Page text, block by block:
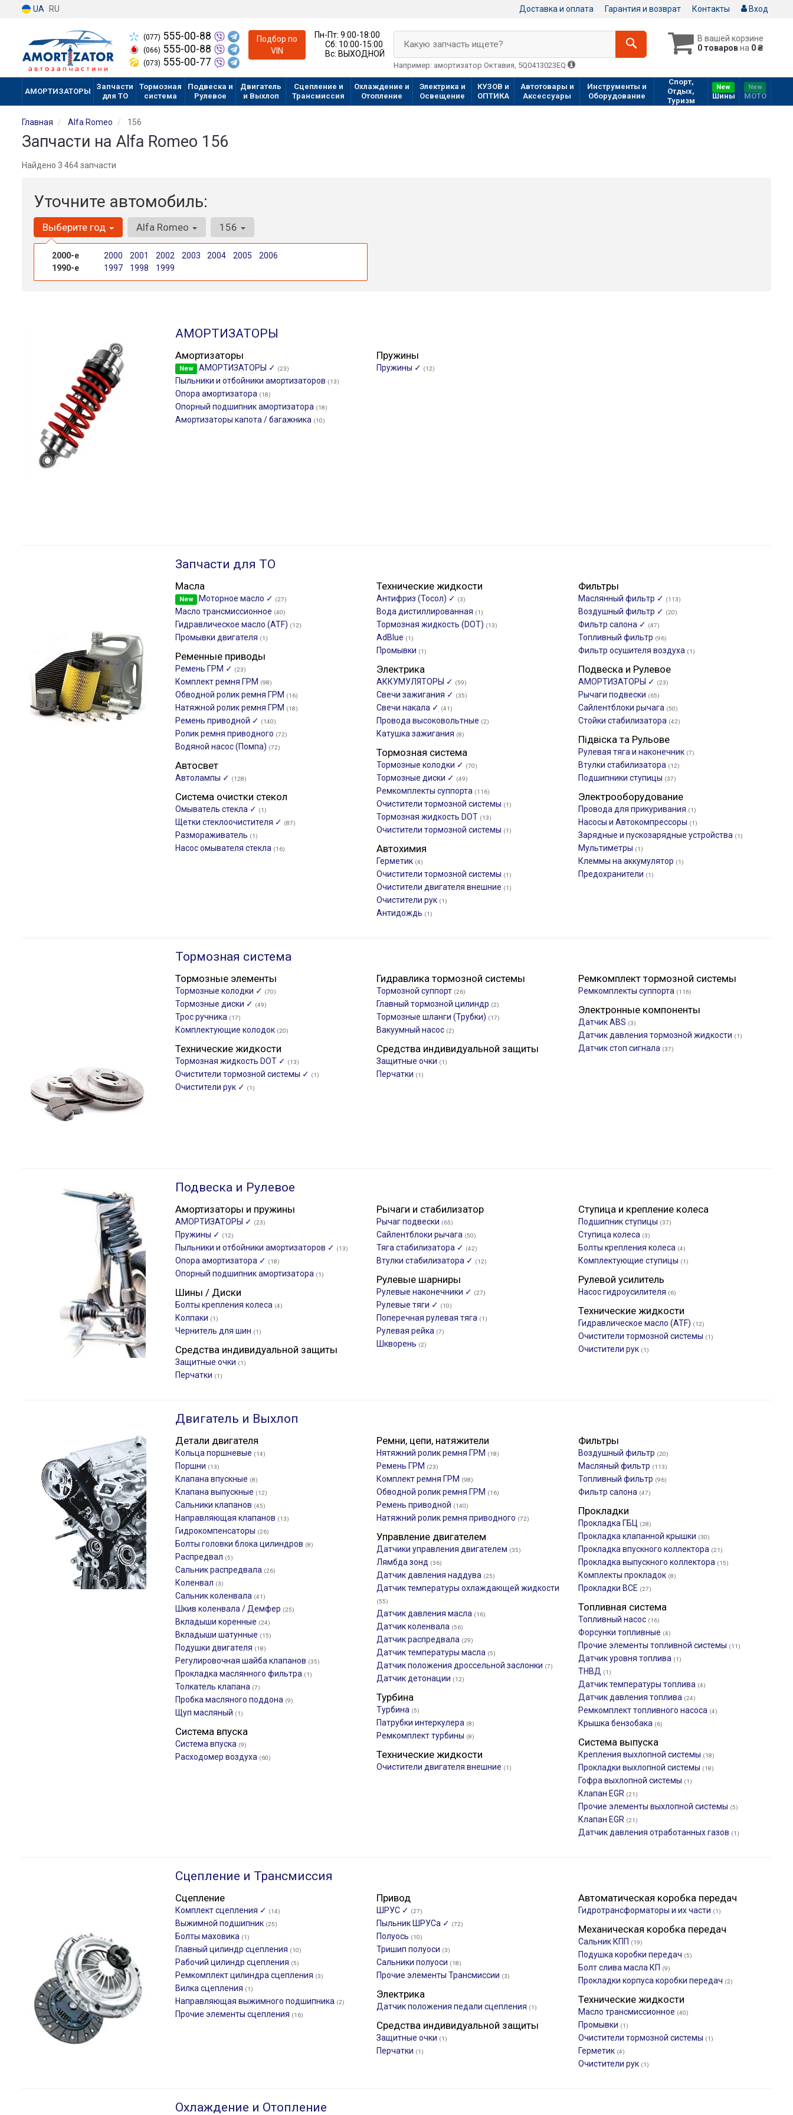
UA RU Доставка и оплата Гарантия и возврат Контакты Вход
(077) 555-00-88
(066) 555-00-88
(073) 555-00-77
Подбор по
VIN
Пн-Пт:9:00-18:00
Сб: 10:00-15:00
Вс: ВЫХОДНОЙ
В вашей корзине
0 товаровна 0 ₴
Какую запчасть ищете?
Например: амортизатор Октавия, 5Q0413023EQ
АМОРТИЗАТОРЫ
Запчасти
для ТО
Тормозная
система
Подвеска и
Рулевое
Двигатель
и Выхлоп
Сцепление и
Трансмиссия
Охлаждение и
Отопление
Электрика и
Освещение
КУЗОВ и
ОПТИКА
Автотовары и
Аксессуары
Инструменты и
Оборудование
Спорт,
Отдых,
Туризм
New
Шины
New
МOTO
Главная Alfa Romeo 156
Запчасти на Alfa Romeo 156
Найдено 3 464 запчасти
Уточните автомобиль:
Выберите год
2000-е 2000 2001 2002 2003 2004 2005
2006
1990-е
1997 1998 1999
Alfa Romeo 156
АМОРТИЗАТОРЫ
Амортизаторы
New АМОРТИЗАТОРЫ ✓ (23)
Пыльники и отбойники амортизаторов (13)
Опора амортизатора (18)
Опорный подшипник амортизатора (18)
Амортизаторы капота / багажника (10)
Пружины
Пружины ✓ (12)
Запчасти для ТО
Масла
New Моторное масло ✓ (27)
Масло трансмиссионное (40)
Гидравлическое масло (ATF) (12)
Промывки двигателя (1)
Технические жидкости
Антифриз (Тосол) ✓ (3)
Вода дистиллированная (1)
Тормозная жидкость (DOT) (13)
AdBlue (1)
Промывки (1)
Фильтры
Маслянный фильтр ✓ (113)
Воздушный фильтр ✓ (20)
Фильтр салона ✓ (47)
Топливный фильтр (96)
Фильтр осушителя воздуха (1)
Ременные приводы
Ремень ГРМ ✓ (23)
Комплект ремня ГРМ (98)
Обводной ролик ремня ГРМ (16)
Натяжной ролик ремня ГРМ (18)
Ремень приводной ✓ (140)
Ролик ремня приводного (72)
Водяной насос (Помпа) (72)
Электрика
АККУМУЛЯТОРЫ ✓ (59)
Свечи зажигания ✓ (35)
Свечи накала ✓ (41)
Провода высоковольтные (2)
Катушка зажигания (8)
Подвеска и Рулевое
АМОРТИЗАТОРЫ ✓ (23)
Рычаги подвески (65)
Сайлентблоки рычага (50)
Стойки стабилизатора (42)
Підвіска та Рульове
Рулевая тяга и наконечник (7)
Втулки стабилизатора (12)
Подшипники ступицы (37)
Тормозная система
Тормозные колодки ✓ (70)
Тормозные диски ✓ (49)
Ремкомплекты суппорта (116)
Очистители тормозной системы (1)
Тормозная жидкость DOT (13)
Очистители тормозной системы (1)
Автосвет
Автолампы ✓ (128)
Система очистки стекол
Омыватель стекла ✓ (1)
Щетки стеклоочистителя ✓ (87)
Размораживатель (1)
Насос омывателя стекла (16)
Электрооборудование
Провода для прикуривания (1)
Насосы и Автокомпрессоры (1)
Зарядные и пускозарядные устройства (1)
Мультиметры (1)
Клеммы на аккумулятор (1)
Предохранители (1)
Автохимия
Герметик (4)
Очистители тормозной системы (1)
Очистители двигателя внешние (1)
Очистители рук (1)
Антидождь (1)
Тормозная система
Тормозные элементы
Тормозные колодки ✓ (70)
Тормозные диски ✓ (49)
Трос ручника (17)
Комплектующие колодок (20)
Гидравлика тормозной системы
Тормозной суппорт (26)
Главный тормозной цилиндр (2)
Тормозные шланги (Трубки) (17)
Вакуумный насос (2)
Ремкомплект тормозной системы
Ремкомплекты суппорта (116)
Электронные компоненты
Датчик ABS (3)
Датчик давления тормозной жидкости (1)
Датчик стоп сигнала (37)
Технические жидкости
Тормозная жидкость DOT ✓ (13)
Очистители тормозной системы ✓ (1)
Очистители рук ✓ (1)
Средства индивидуальной защиты
Защитные очки (1)
Перчатки (1)
Подвеска и Рулевое
Амортизаторы и пружины
АМОРТИЗАТОРЫ ✓ (23)
Пружины ✓ (12)
Пыльники и отбойники амортизаторов ✓ (13)
Опора амортизатора ✓ (18)
Опорный подшипник амортизатора (1)
Рычаги и стабилизатор
Рычаг подвески (65)
Сайлентблоки рычага (50)
Тяга стабилизатора ✓ (42)
Втулки стабилизатора ✓ (12)
Ступица и крепление колеса
Подшипник ступицы (37)
Ступица колеса (3)
Болты крепления колеса (4)
Комплектующие ступицы (1)
Рулевые шарниры
Рулевые наконечники ✓ (27)
Рулевые тяги ✓ (10)
Поперечная рулевая тяга (1)
Рулевая рейка (7)
Шкворень (2)
Рулевой усилитель
Насос гидроусилителя (6)
Шины / Диски
Болты крепления колеса (4)
Колпаки (1)
Чернитель для шин (1)
Технические жидкости
Гидравлическое масло (ATF) (12)
Очистители тормозной системы (1)
Очистители рук (1)
Средства индивидуальной защиты
Защитные очки (1)
Перчатки (1)
Двигатель и Выхлоп
Детали двигателя
Кольца поршневые (14)
Поршни (13)
Клапана впускные (8)
Клапана выпускные (12)
Сальники клапанов (45)
Направляющая клапанов (13)
Гидрокомпенсаторы (26)
Болты головки блока цилиндров (8)
Распредвал (5)
Сальник распредвала (26)
Коленвал (3)
Сальник коленвала (41)
Шкив коленвала / Демфер (25)
Вкладыши коренные (24)
Вкладыши шатунные (15)
Подушки двигателя (18)
Регулировочная шайба клапанов (35)
Прокладка маслянного фильтра (1)
Толкатель клапана (7)
Пробка масляного поддона (9)
Щуп масляный (1)
Ремни, цепи, натяжители
Нятяжний ролик ремня ГРМ (18)
Ремень ГРМ (23)
Комплект ремня ГРМ (98)
Обводной ролик ремня ГРМ (16)
Ремень приводной (140)
Натяжний ролик ремня приводного (72)
Фильтры
Воздушный фильтр (20)
Масляный фильтр (113)
Топливный фильтр (96)
Фильтр салона (47)
Прокладки
Прокладка ГБЦ (28)
Прокладка клапанной крышки (30)
Прокладка впускного коллектора (21)
Прокладка выпускного коллектора (15)
Комплекты прокладок (8)
Прокладки ВСЕ (27)
Управление двигателем
Датчики управления двигателем (35)
Лямбда зонд (36)
Датчик давления наддува (25)
Датчик температуры охлаждающей жидкости
(55)
Датчик давления масла (16)
Датчик коленвала (56)
Датчик распредвала (29)
Датчик температуры масла (5)
Датчик положения дроссельной заслонки (7)
Датчик детонации (12)
Топливная система
Топливный насос (16)
Форсунки топливные (4)
Прочие элементы топливной системы (11)
Датчик уровня топлива (1)
ТНВД (1)
Датчик температуры топлива (4)
Датчик давления топлива (24)
Ремкомплект топливного насоса (4)
Крышка бензобака (6)
Турбина
Турбина (5)
Патрубки интеркулера (8)
Ремкомплект турбины (8)
Система впуска
Система впуска (9)
Расходомер воздуха (60)
Система выпуска
Крепления выхлопной системы (18)
Прокладки выхлопной системы (18)
Гофра выхлопной системы (1)
Клапан EGR (21)
Прочие элементы выхлопной системы (5)
Клапан EGR (21)
Датчик давления отработанных газов (1)
Технические жидкости
Очистители двигателя внешние (1)
Сцепление и Трансмиссия
Сцепление
Комплект сцепления ✓ (14)
Выжимной подшипник (25)
Болты маховика (1)
Главный цилиндр сцепления (10)
Рабочий цилиндр сцепления (5)
Ремкомплект цилиндра сцепления (3)
Вилка сцепления (1)
Направляющая выжимного подшипника (2)
Прочие элементы сцепления (16)
Привод
ШРУС ✓ (27)
Пыльник ШРУСа ✓ (72)
Полуось (10)
Тришип полуоси (3)
Сальники полуоси (18)
Прочие элементы Трансмиссии (3)
Автоматическая коробка передач
Гидротрансформаторы и их части (1)
Механическая коробка передач
Сальник КПП (19)
Подушка коробки передач (5)
Болт слива масла КП (9)
Прокладки корпуса коробки передач (2)
Электрика
Датчик положения педали сцепления (1)
Технические жидкости
Масло трансмиссионное (40)
Промывки (1)
Очистители тормозной системы (1)
Герметик (4)
Очистители рук (1)
Средства индивидуальной защиты
Защитные очки (1)
Перчатки (1)
Охлаждение и Отопление